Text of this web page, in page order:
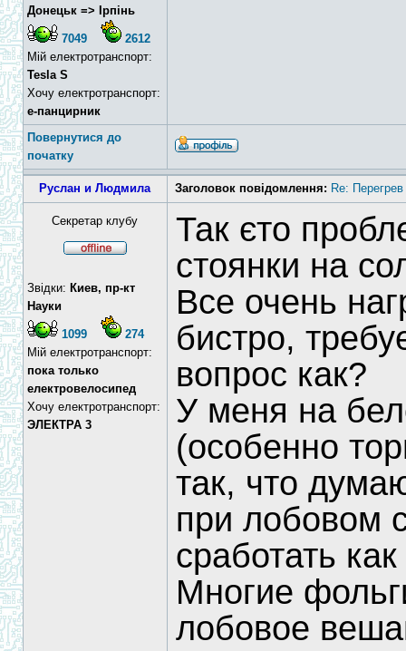
Донецьк => Ірпінь
7049
2612
Мій електротранспорт:
Tesla S
Хочу електротранспорт:
е-панцирник
Повернутися до
початку
Руслан и Людмила Заголовок повідомлення: Re:
Секретар клубу
Звідки: Киев, пр-кт
Науки
1099
274
Мій електротранспорт:
пока только
електровелосипед
Хочу електротранспорт:
ЭЛЕКТРА 3
Так єто
стоянки на
Все очень
бистро,
вопрос как?
У меня на
(особенно
так, что
при лобовом
сработать
Многие
лобовое